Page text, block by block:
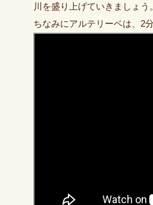
川を盛り上げていきましょう
ちなみにアルテリーベは、2